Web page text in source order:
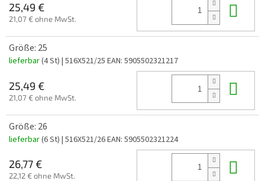
25,49 €
21,07 € ohne MwSt.
Größe: 25
lieferbar(4 St) | 516X521/25 EAN: 5905502321217
25,49 €
21,07 € ohne MwSt.
Größe: 26
lieferbar(6 St) | 516X521/26EAN: 5905502321224
26,77 €
22,12 € ohne MwSt.